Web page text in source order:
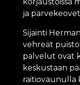
korjaustöissä
ja
Sijainti
vehreät
palvelut ovat
keskustaan
raitiovaunulla